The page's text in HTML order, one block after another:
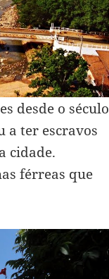
desde o século
a ter escravos
cidade.
férreas que